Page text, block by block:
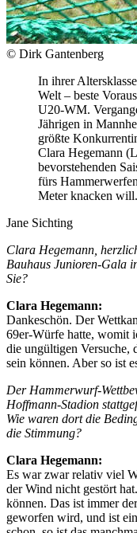
© Dirk Gantenberg
In ihrer
Welt – beste
U20-WM.
Jährigen in
größte
Clara Hegemann
bevorstehenden
fürs
Meter knacken will.
Jane Sichting
Clara Hegemann,
Bauhaus Junioren-Gala
Sie?
Clara Hegemann:
Dankeschön. Der
69er-Würfe hatte, womit
die ungültigen Versuche,
sein können. Aber so ist
Der Hammerwurf-
Hoffmann-Stadion
Wie waren dort die
die Stimmung?
Clara Hegemann:
Es war zwar relativ viel
der Wind nicht gestört
können. Das ist immer
geworfen wird, und ist